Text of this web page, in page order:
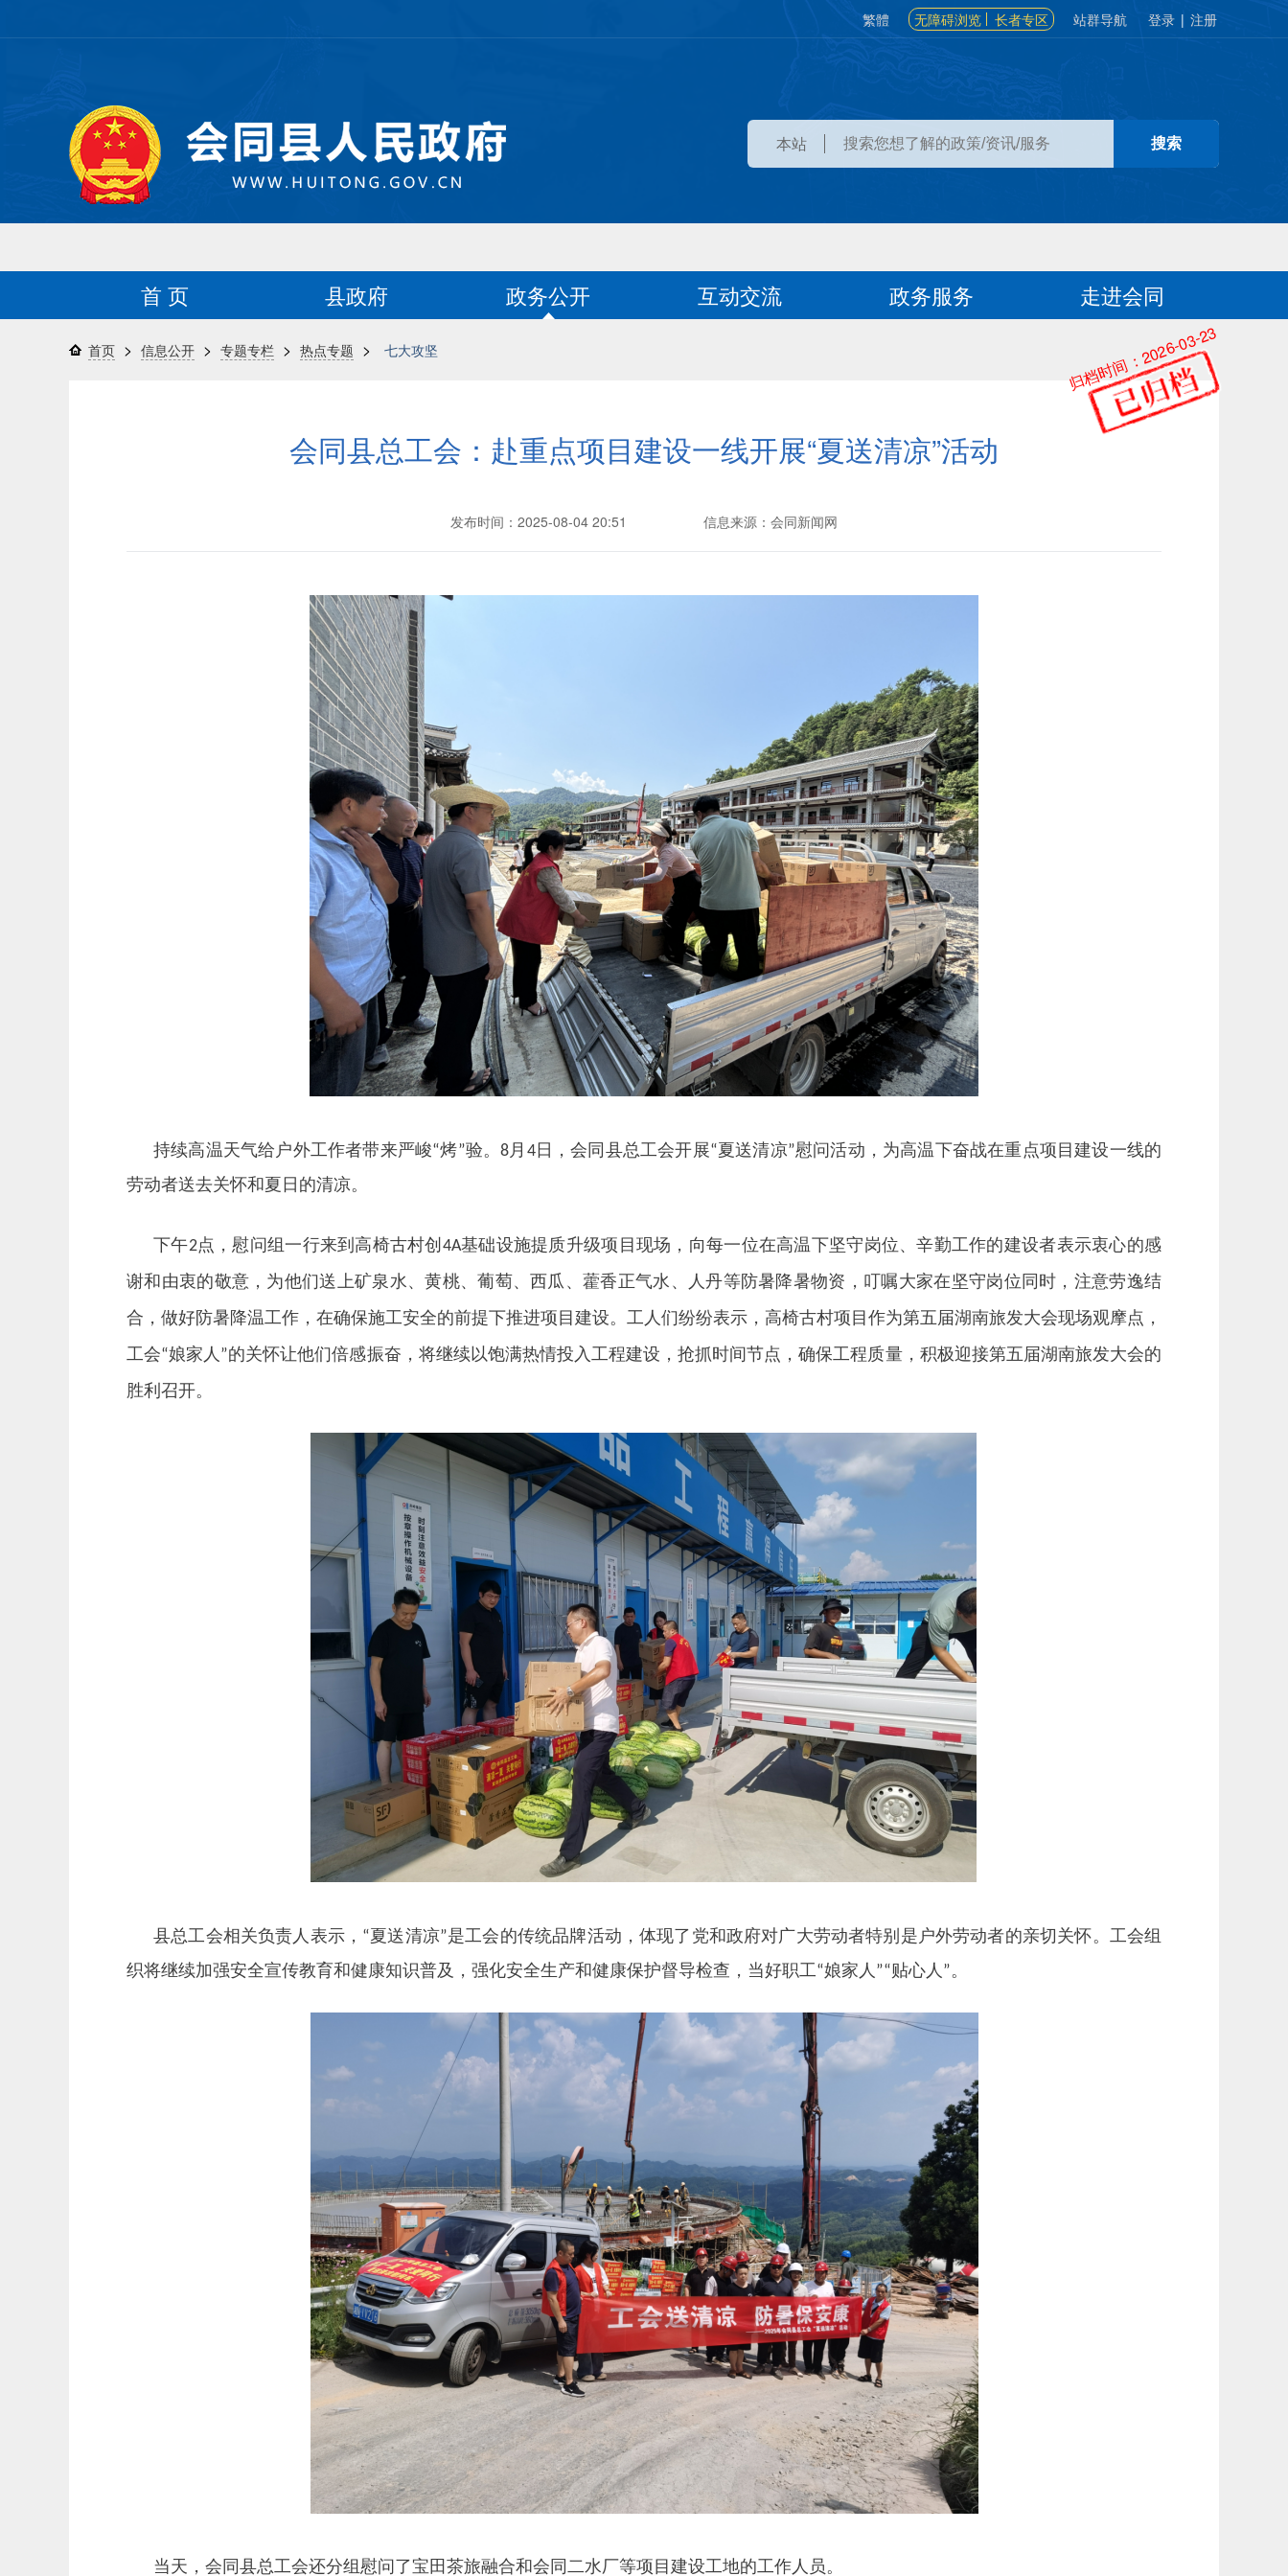
繁體 无障碍浏览 长者专区 站群导航 登录 | 注册
本站
首 页 县政府 政务公开 互动交流 政务服务 走进会同
首页 > 信息公开 > 专题专栏 > 热点专题 > 七大攻坚
会同县总工会：赴重点项目建设一线开展“夏送清凉”活动
发布时间：2025-08-04 20:51 信息来源：会同新闻网
持续高温天气给户外工作者带来严峻“烤”验。8月 4日，会同县总工会开展“夏送清凉”慰问活动，为高温下奋战在重点项目建设一线的
劳动者送去关怀和夏日的清凉。
下午2点 ，慰问组一行来到高椅古村创4A基础设施提质升级项目现场，向每一位在高温下坚守岗位、辛勤工作的建设者表示衷心的感
谢和由衷的敬意，为他们送上矿泉水、黄桃、葡萄、西瓜、藿香正气水、人丹等防暑降暑物资，叮嘱大家在坚守岗位同时，注意劳逸结
合，做好防暑降温工作，在确保施工安全的前提下推进项目建设。工人们纷纷表示，高椅古村项目作为第五届湖南旅发大会现场观摩点，
工会“娘家人”的关怀让他们倍感振奋，将继续以饱满热情投入工程建设，抢抓时间节点，确保工程质量，积极迎接第五届湖南旅发大会的
胜利召开。
县总工会相关负责人表示， “夏送清凉”是工会的传统品牌活动，体现了党和政府对广大劳动者特别是户外劳动者的亲切关怀。工会组
织将继续加强安全宣传教育和健康知识普及，强化安全生产和健康保护督导检查，当好职工“娘家人 ”“贴心人 ”。
当天，会同县总工会还分组慰问了宝田茶旅融合和会同二水厂等项目建设工地的工作人员。
归档时间：2026-03-23